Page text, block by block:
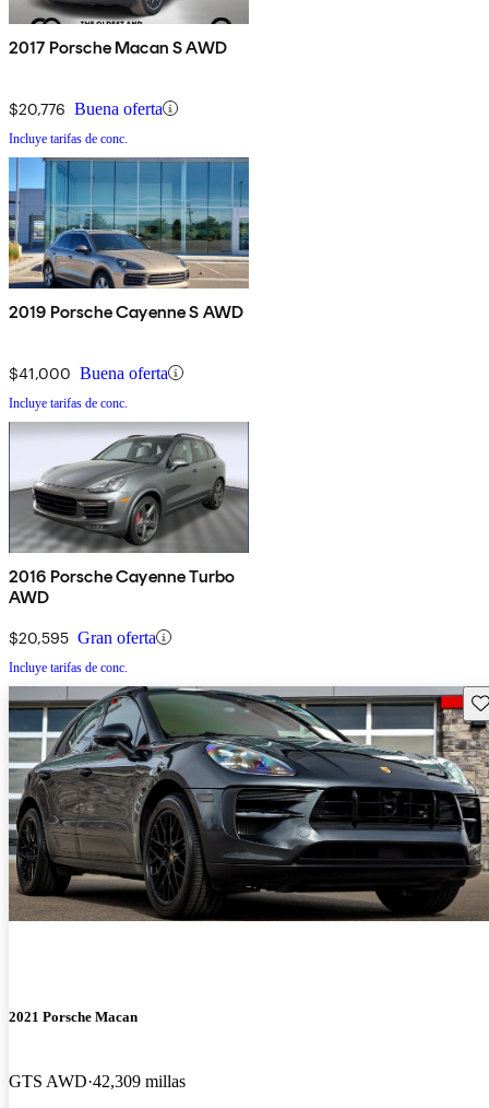
2017 Porsche Macan S AWD
$20,776 Buena oferta
Incluye tarifas de conc.
2019 Porsche Cayenne S AWD
$41,000 Buena oferta
Incluye tarifas de conc.
2016 Porsche Cayenne Turbo
AWD
$20,595 Gran oferta
Incluye tarifas de conc.
2021 Porsche Macan
GTS AWD 42,309 millas